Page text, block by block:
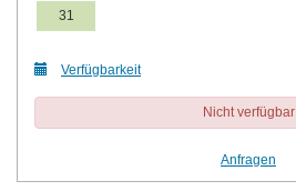
31
Verfügbarkeit
Nicht verfügbar
Anfragen